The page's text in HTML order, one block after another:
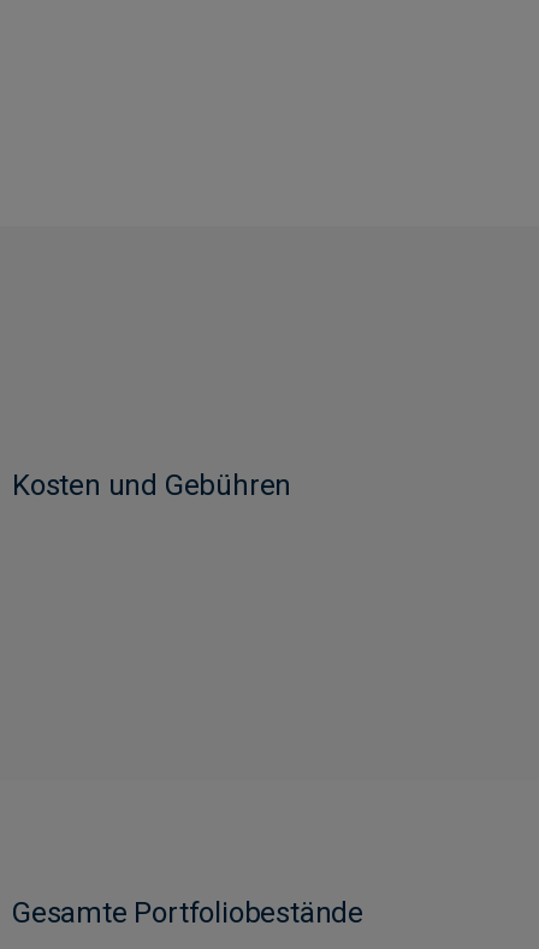
Kosten und Gebühren
Gesamte Portfoliobestände